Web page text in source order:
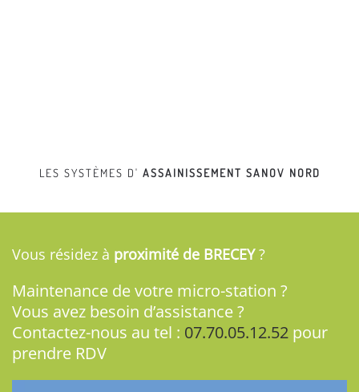
LES SYSTÈMES D' ASSAINISSEMENT SANOV NORD
Vous résidez à proximité de BRECEY?
Maintenance de votre micro-station ?
Vous avez besoin d’assistance ?
Contactez-nous au tel : 07.70.05.12.52 pour
prendre RDV